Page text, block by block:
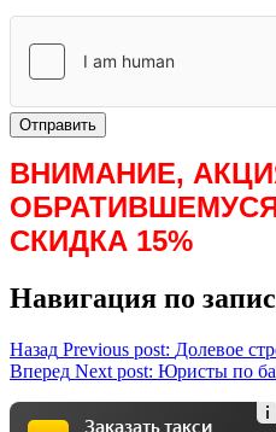
Отправить
ВНИМАНИЕ,
СКИДКА 15%
Навигация по
Назад Previous post: Долевое
Вперед Next post: Юристы по
Заказать такси